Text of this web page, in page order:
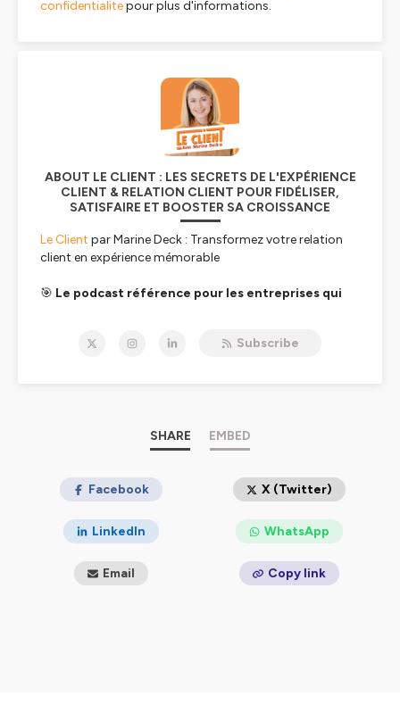
confidentialitepour plus d'informations.
ABOUT LE CLIENT : LES SECRETS DE L'EXPÉRIENCE
CLIENT & RELATION CLIENT POUR FIDÉLISER,
SATISFAIRE ET BOOSTER SA CROISSANCE
Le Client par Marine Deck : Transformez votre relation
client en expérience mémorable
🎯 Le podcast référence pour les entreprises qui
Marine Deck
, experte satisfaction client et
Service client, Expérience client, Culture client :
tous les secrets dévoilés
entreprises reconnues pour leur excellence en relation
Optimiser votre service client
Développer une véritable culture client dans votre
Concevoir un parcours client fluide et engageant
Subscribe
SHARE EMBED
Facebook X (Twitter)
LinkedIn WhatsApp
Email Copy link